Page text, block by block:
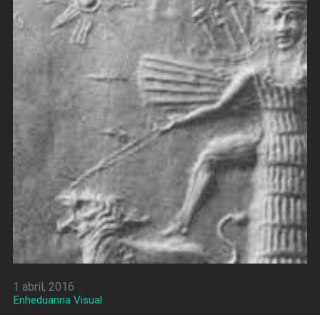
1 abril, 2016
Enheduanna Visual